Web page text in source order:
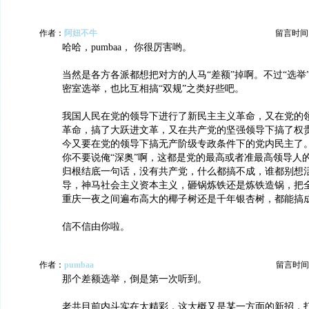
作者： 阿妞不牛 留言时间
哈哈，pumbaa， 你很厉害哟。
当然是各方各派都想把对方的人马“差额”掉啊。不过“选
密室选举，也比互相搞“双规”之类好些吧。
我国人民在党的领导下进行了新民主主义革命，又在党的
革命，搞了大跃进文革，又在共产党的坚强领导下搞了权
今又要在党的领导下搞无产阶级专政条件下的党内民主了
你不要说俺“深奥”啊，这都是党的最高或者准最高领导人
归根结底一句话，没有共产党，什么都搞不成，谁都别想
导，神马社会主义资本主义，砸锅炼铁还是炼铁造锅，把
重庆一夜之间遍布高大的椰子树还是千年银杏树，都能搞
信不信由你啦。
作者： pumbaa 留言时
那个差额选举，倒是第一次听到。
老共目前内斗实在太精彩，这大概又是某一方面的新招，